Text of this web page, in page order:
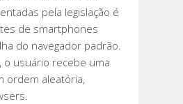
pela legislação é
de smartphones
do navegador padrão.
o usuário recebe uma
ordem aleatória,